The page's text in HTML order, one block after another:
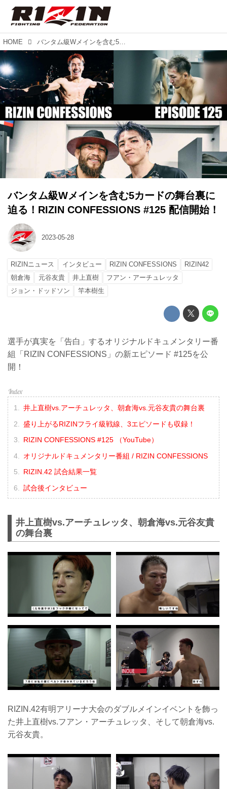
HOME バンタム級Wメインを含む5カードの舞台裏に迫る！RIZIN CONFESSIONS #125 配信開始！
バンタム級Wメインを含む5カードの舞台裏に
迫る！RIZIN CONFESSIONS #125 配信開始！
2023-05-28
RIZINニュース インタビュー RIZIN CONFESSIONS
RIZIN42
朝倉海
元谷友貴 井上直樹
フアン・アーチュレッタ
ジョン・ドッドソン
竿本樹生
選手が真実を「告白」するオリジナルドキュメンタリー番
組「RIZIN CONFESSIONS」の新エピソード #125を公
開！
井上直樹vs.アーチュレッタ、朝倉海vs.元谷友貴の舞台裏
盛り上がるRIZINフライ級戦線、3エピソードも収録！
RIZIN CONFESSIONS #125 （YouTube）
オリジナルドキュメンタリー番組 / RIZIN CONFESSIONS
RIZIN.42 試合結果一覧
試合後インタビュー
井上直樹vs.アーチュレッタ、朝倉海vs.元谷友貴
の舞台裏
RIZIN.42有明アリーナ大会のダブルメインイベントを飾っ
た井上直樹vs.フアン・アーチュレッタ、そして朝倉海vs.
元谷友貴。